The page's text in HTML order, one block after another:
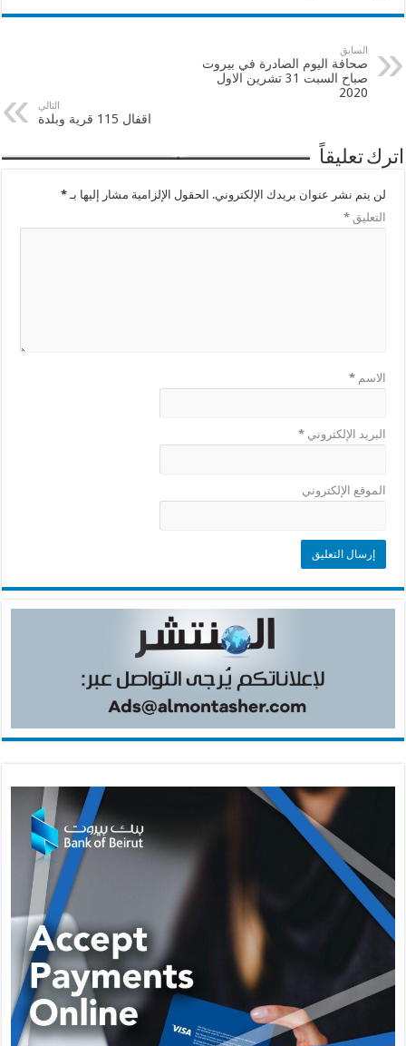
السابق
صحافة اليوم الصادرة في بيروت
صباح السبت 31 تشرين الاول
2020
التالي
اقفال 115 قرية وبلدة
اترك تعليقاً
لن يتم نشر عنوان بريدك الإلكتروني. الحقول الإلزامية مشار إليها بـ*
التعليق*
الاسم*
البريد الإلكتروني*
الموقع الإلكتروني